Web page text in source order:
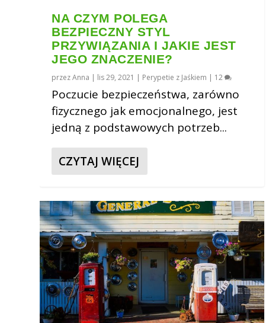
NA CZYM POLEGA
BEZPIECZNY STYL
PRZYWIĄZANIA I JAKIE JEST
JEGO ZNACZENIE?
przezAnna | lis 29, 2021 | Perypetie z Jaśkiem | 12
Poczucie bezpieczeństwa, zarówno
fizycznego jak emocjonalnego, jest
jedną z podstawowych potrzeb...
CZYTAJ WIĘCEJ